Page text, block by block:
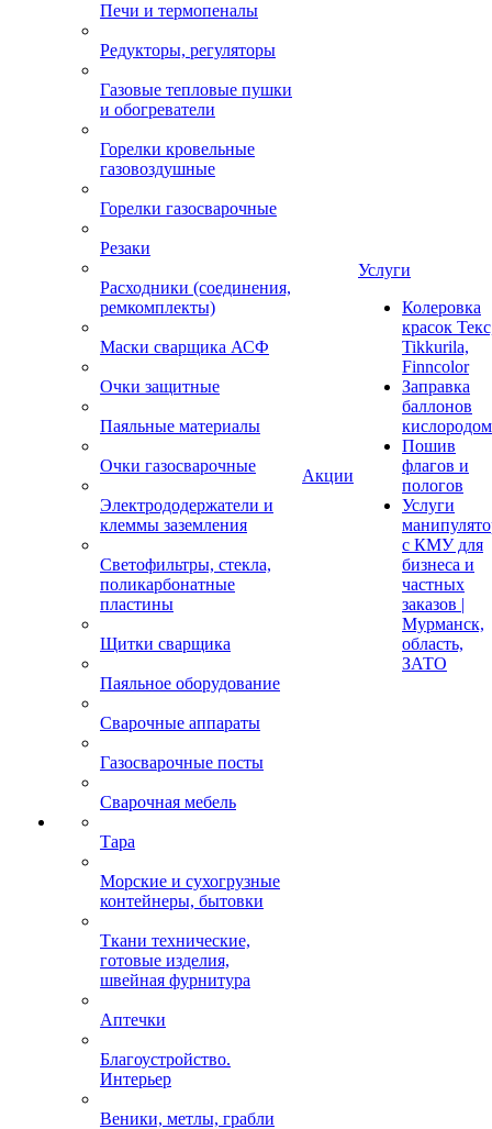
Печи и термопеналы
Редукторы, регуляторы
Газовые тепловые пушки
и обогреватели
Горелки кровельные
газовоздушные
Горелки газосварочные
Резаки
Расходники (соединения,
ремкомплекты)
Маски сварщика АСФ
Очки защитные
Паяльные материалы
Очки газосварочные
Электрододержатели и
клеммы заземления
Светофильтры, стекла,
поликарбонатные
пластины
Щитки сварщика
Паяльное оборудование
Сварочные аппараты
Газосварочные посты
Сварочная мебель
Тара
Морские и сухогрузные
контейнеры, бытовки
Ткани технические,
готовые изделия,
швейная фурнитура
Аптечки
Благоустройство.
Интерьер
Веники, метлы, грабли
Акции
Услуги
Колеровка
красок
Tikkurila,
Finncolor
Заправка
баллонов
кислородом
Пошив
флагов и
пологов
Услуги
с КМУ для
бизнеса и
частных
заказов |
Мурманск,
область,
ЗАТО